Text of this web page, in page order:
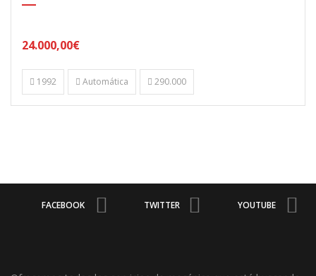
24.000,00€
1992 Automática 290.000
FACEBOOK TWITTER YOUTUBE